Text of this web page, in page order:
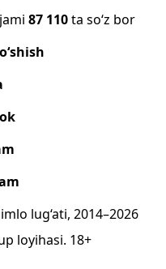
87 110ta so‘z bor
lug‘ati, 2014–2026
loyihasi. 18+